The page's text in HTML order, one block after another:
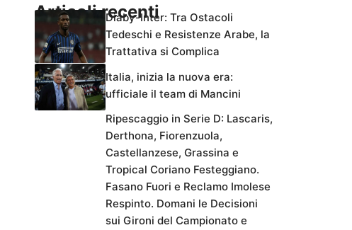
Articoli recentiDiaby-Inter: Tra Ostacoli
Tedeschi e Resistenze Arabe, la
Trattativa si Complica
Italia, inizia la nuova era:
ufficiale il team di Mancini
Ripescaggio in Serie D: Lascaris,
Derthona, Fiorenzuola,
Castellanzese, Grassina e
Tropical Coriano Festeggiano.
Fasano Fuori e Reclamo Imolese
Respinto. Domani le Decisioni
sui Gironi del Campionato e